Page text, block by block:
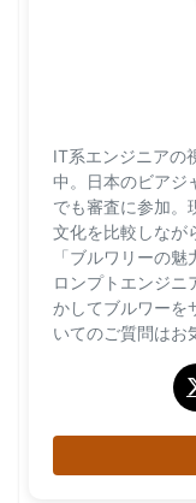
IT系エンジニアの
中。日本のビアジ
でも審査に参加。
文化を比較しなが
「ブルワリーの
ロンプトエンジニ
かしてブルワーを
いてのご質問はお